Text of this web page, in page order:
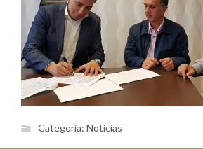
Categoria: Notícias